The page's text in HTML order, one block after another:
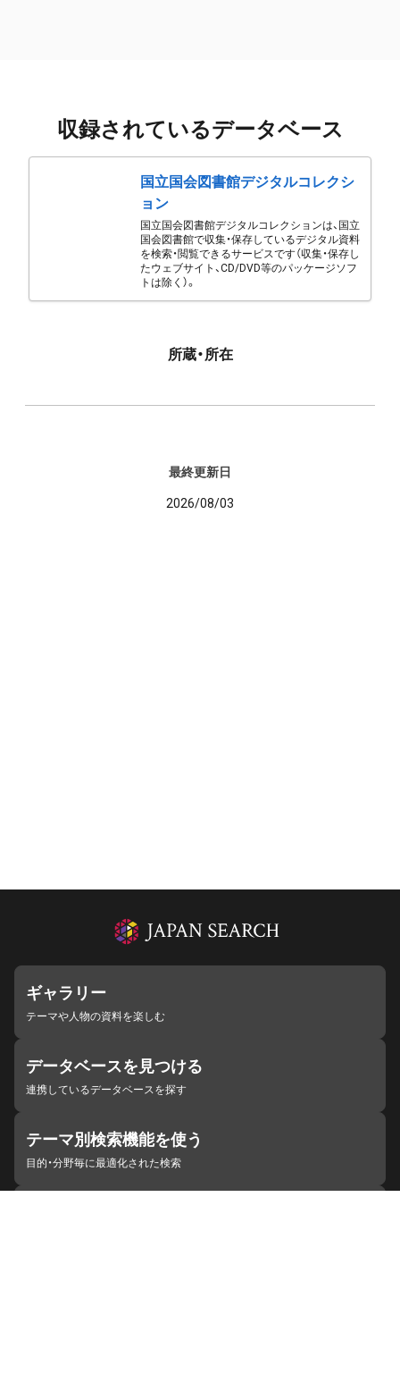
収録されているデータベース
国立国会図書館デジタルコレクシ
ョン
国立国会図書館デジタルコレクションは、国立
国会図書館で収集・保存しているデジタル資料
を検索・閲覧できるサービスです（収集・保存し
たウェブサイト、CD/DVD等のパッケージソフ
トは除く）。
所蔵・所在
最終更新日
2026/08/03
ギャラリー
テーマや人物の資料を楽しむ
データベースを見つける
連携しているデータベースを探す
テーマ別検索機能を使う
目的・分野毎に最適化された検索